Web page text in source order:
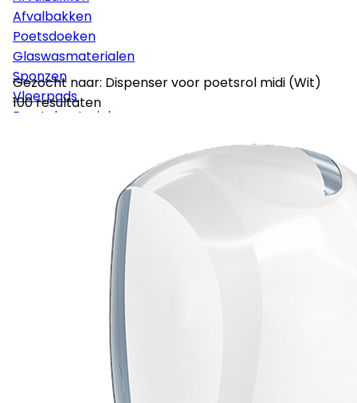
Afvalbakken
Poetsdoeken
Glaswasmaterialen
Sponzen
Vloerpads
Borstelmaterialen
Rolemmers & Mopemmers
Industriezuigers
Eenschijfsmachines
Schrob-/zuigmachines
Gezocht naar: Dispenser voor poetsrol midi (Wit)
100 resultaten